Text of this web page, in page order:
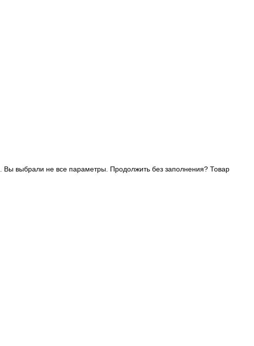
Вы выбрали не все параметры. Продолжить без заполнения? Товар